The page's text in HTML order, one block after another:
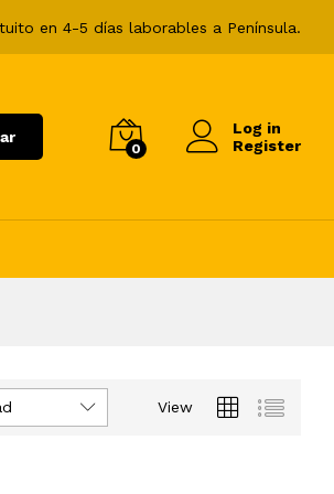
en 4-5 días laborables a Península.
0
Log in
Register
View